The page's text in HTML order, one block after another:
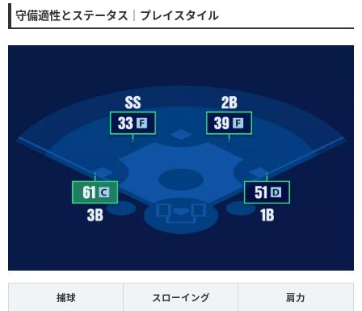
守備適性とステータス｜プレイスタイル
捕球 スローイング 肩力